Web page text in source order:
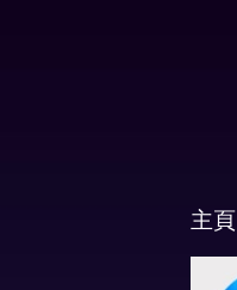
主頁